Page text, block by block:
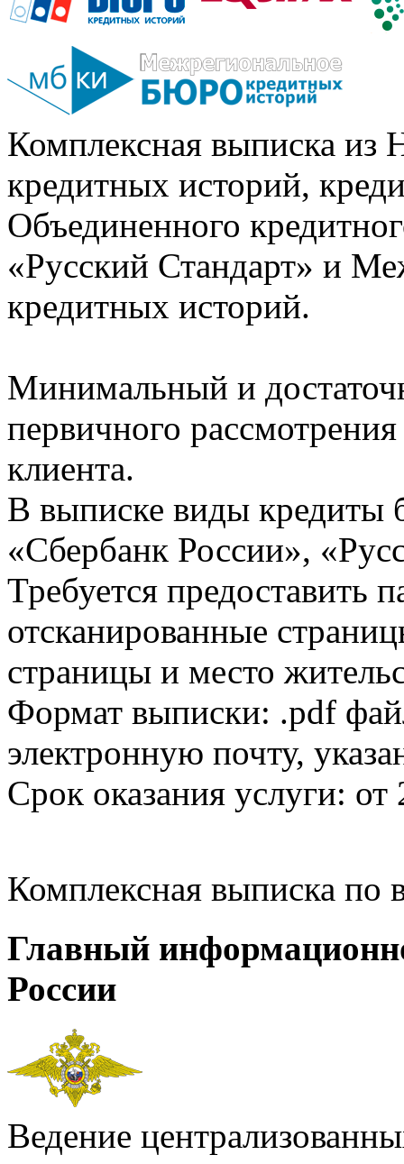
Комплексная выписка из
кредитных историй,
Объединенного
«Русский Стандарт» и
кредитных историй.
Минимальный и
первичного
клиента.
В выписке виды кредиты
«Сбербанк России»,
Требуется предоставить
отсканированные
страницы и место
Формат выписки: .pdf
электронную почту,
Срок оказания услуги: от
Комплексная выписка
Главный
России
Ведение